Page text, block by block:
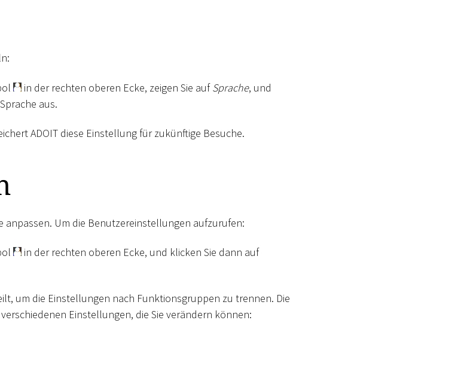
in der rechten oberen Ecke, zeigen Sie aufSprache, und
aus.
ADOIT diese Einstellung für zukünftige Besuche.
anpassen. Um die Benutzereinstellungen aufzurufen:
in der rechten oberen Ecke, und klicken Sie dann auf
um die Einstellungen nach Funktionsgruppen zu trennen. Die
Einstellungen, die Sie verändern können: